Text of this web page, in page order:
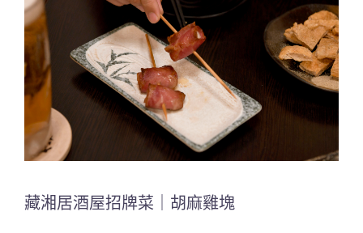
藏湘居酒屋招牌菜｜胡麻雞塊